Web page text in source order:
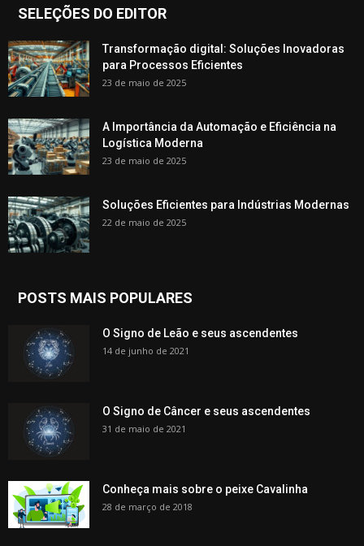
SELEÇÕES DO EDITOR
Transformação digital: Soluções Inovadoras
para Processos Eficientes
23 de maio de 2025
A Importância da Automação e Eficiência na
Logística Moderna
23 de maio de 2025
Soluções Eficientes para Indústrias Modernas
22 de maio de 2025
POSTS MAIS POPULARES
O Signo de Leão e seus ascendentes
14 de junho de 2021
O Signo de Câncer e seus ascendentes
31 de maio de 2021
Conheça mais sobre o peixe Cavalinha
28 de março de 2018